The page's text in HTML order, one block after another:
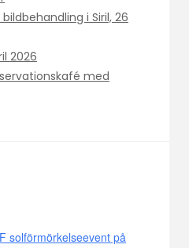
i Siril, 26
2026
med
solförmörkelseevent på